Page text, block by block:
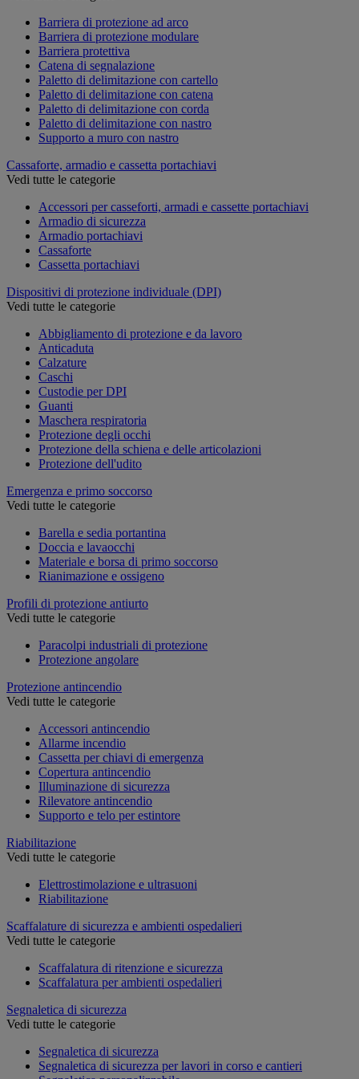
Barriera di protezione ad arco
Barriera di protezione modulare
Barriera protettiva
Catena di segnalazione
Paletto di delimitazione con cartello
Paletto di delimitazione con catena
Paletto di delimitazione con corda
Paletto di delimitazione con nastro
Supporto a muro con nastro
Cassaforte, armadio e cassetta portachiavi
Vedi tutte le categorie
Accessori per casseforti, armadi e cassette portachiavi
Armadio di sicurezza
Armadio portachiavi
Cassaforte
Cassetta portachiavi
Dispositivi di protezione individuale (DPI)
Vedi tutte le categorie
Abbigliamento di protezione e da lavoro
Anticaduta
Calzature
Caschi
Custodie per DPI
Guanti
Maschera respiratoria
Protezione degli occhi
Protezione della schiena e delle articolazioni
Protezione dell'udito
Emergenza e primo soccorso
Vedi tutte le categorie
Barella e sedia portantina
Doccia e lavaocchi
Materiale e borsa di primo soccorso
Rianimazione e ossigeno
Profili di protezione antiurto
Vedi tutte le categorie
Paracolpi industriali di protezione
Protezione angolare
Protezione antincendio
Vedi tutte le categorie
Accessori antincendio
Allarme incendio
Cassetta per chiavi di emergenza
Copertura antincendio
Illuminazione di sicurezza
Rilevatore antincendio
Supporto e telo per estintore
Riabilitazione
Vedi tutte le categorie
Elettrostimolazione e ultrasuoni
Riabilitazione
Scaffalature di sicurezza e ambienti ospedalieri
Vedi tutte le categorie
Scaffalatura di ritenzione e sicurezza
Scaffalatura per ambienti ospedalieri
Segnaletica di sicurezza
Vedi tutte le categorie
Segnaletica di sicurezza
Segnaletica di sicurezza per lavori in corso e cantieri